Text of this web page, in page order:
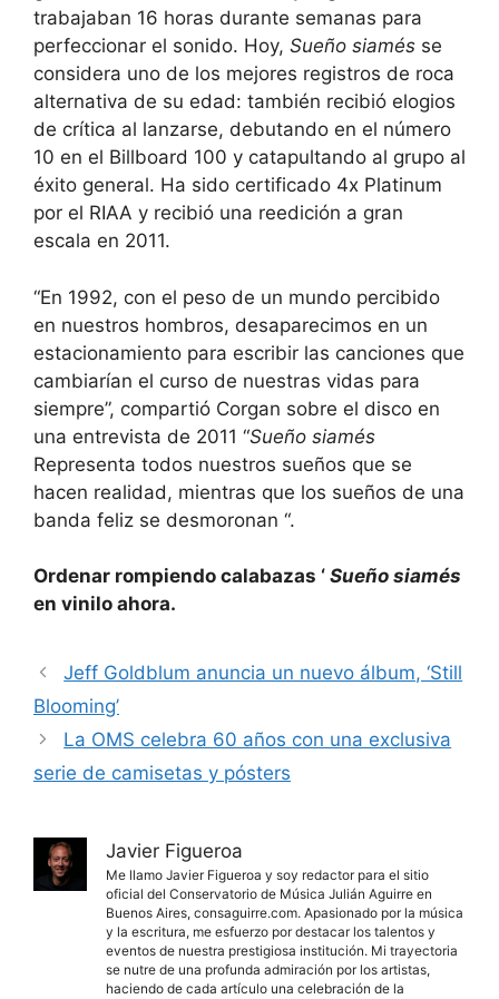
trabajaban 16 horas durante semanas para
perfeccionar el sonido. Hoy, Sueño siamés se
considera uno de los mejores registros de roca
alternativa de su edad: también recibió elogios
de crítica al lanzarse, debutando en el número
10 en el Billboard 100 y catapultando al grupo al
éxito general. Ha sido certificado 4x Platinum
por el RIAA y recibió una reedición a gran
escala en 2011.
“En 1992, con el peso de un mundo percibido
en nuestros hombros, desaparecimos en un
estacionamiento para escribir las canciones que
cambiarían el curso de nuestras vidas para
siempre”, compartió Corgan sobre el disco en
una entrevista de 2011 “Sueño siamés
Representa todos nuestros sueños que se
hacen realidad, mientras que los sueños de una
banda feliz se desmoronan “.
Ordenar rompiendo calabazas ‘ Sueño siamés
en vinilo ahora.
Jeff Goldblum anuncia un nuevo álbum, ‘Still
Blooming’
La OMS celebra 60 años con una exclusiva
serie de camisetas y pósters
Javier Figueroa
Me llamo Javier Figueroa y soy redactor para el sitio
oficial del Conservatorio de Música Julián Aguirre en
Buenos Aires, consaguirre.com. Apasionado por la música
y la escritura, me esfuerzo por destacar los talentos y
eventos de nuestra prestigiosa institución. Mi trayectoria
se nutre de una profunda admiración por los artistas,
haciendo de cada artículo una celebración de la